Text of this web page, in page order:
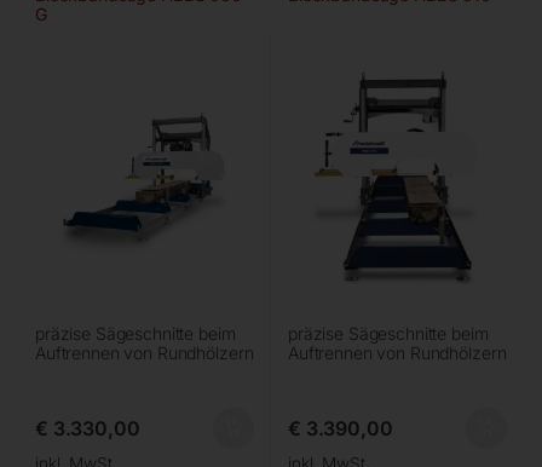
G
präzise Sägeschnitte beim
Auftrennen von Rundhölzern
€ 3.330,00
präzise Sägeschnitte beim
Auftrennen von Rundhölzern
€ 3.390,00